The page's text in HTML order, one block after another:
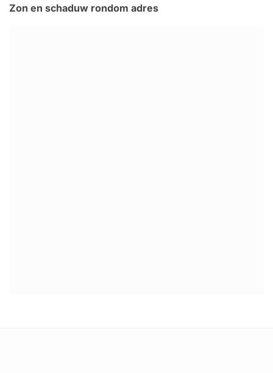
Zon en schaduw rondom adres